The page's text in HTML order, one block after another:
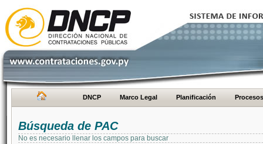
DNCP Marco Legal Planificación Procesos
Búsqueda de PAC
No es necesario llenar los campos para buscar